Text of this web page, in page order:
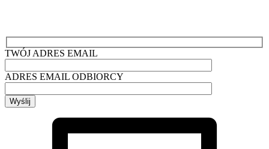
TWÓJ ADRES EMAIL
ADRES EMAIL ODBIORCY